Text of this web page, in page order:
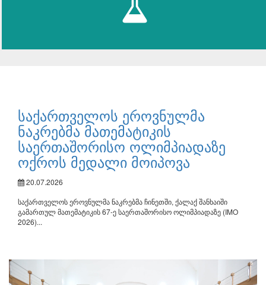
საქართველოს ეროვნულმა
ნაკრებმა მათემატიკის
საერთაშორისო ოლიმპიადაზე
ოქროს მედალი მოიპოვა
20.07.2026
საქართველოს ეროვნულმა ნაკრებმა ჩინეთში, ქალაქ შანხაიში
გამართულ მათემატიკის 67-ე საერთაშორისო ოლიმპიადაზე (IMO
2026)...